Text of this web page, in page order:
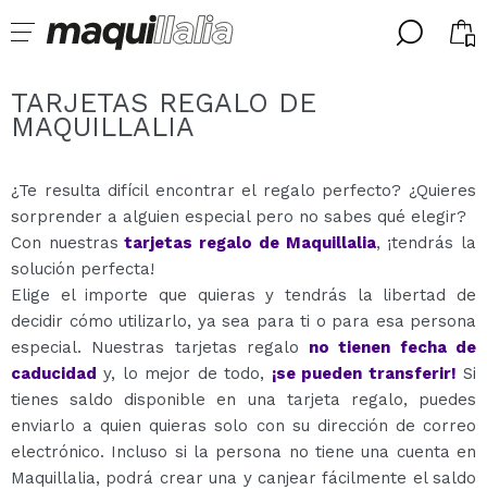
╳
Ya soy #maquilover, tengo cuenta
BIENVENIDX!
¿Olvidaste la contraseña?
No tengo cuenta aquí
╳
SELECCIONA TU IDIOMA
FRANCES
ALEMAN
ITALIANO
TARJETAS REGALO DE
MAQUILLALIA
¿Te resulta difícil encontrar el regalo perfecto? ¿Quieres
sorprender a alguien especial pero no sabes qué elegir?
Con nuestras tarjetas regalo de Maquillalia, ¡tendrás la
solución perfecta!
Elige el importe que quieras y tendrás la libertad de
decidir cómo utilizarlo, ya sea para ti o para esa persona
especial. Nuestras tarjetas regalo no tienen fecha de
caducidad y, lo mejor de todo, ¡se pueden transferir! Si
tienes saldo disponible en una tarjeta regalo, puedes
enviarlo a quien quieras solo con su dirección de correo
electrónico. Incluso si la persona no tiene una cuenta en
Maquillalia, podrá crear una y canjear fácilmente el saldo